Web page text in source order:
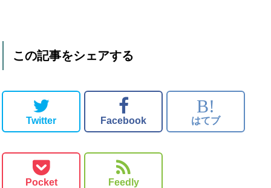
この記事をシェアする
Twitter Facebook
B!
はてブ
Pocket Feedly